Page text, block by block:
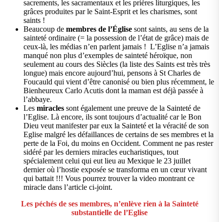
sacrements, les sacramentaux et les prières liturgiques, les
grâces produites par le Saint-Esprit et les charismes, sont
saints !
Beaucoup de membres de l’Église sont saints, au sens de la
sainteté ordinaire (= la possession de l’état de grâce) mais de
ceux-là, les médias n’en parlent jamais ! L’Eglise n’a jamais
manqué non plus d’exemples de sainteté héroïque, non
seulement au cours des Siècles (la liste des Saints est très très
longue) mais encore aujourd’hui, pensons à St Charles de
Foucauld qui vient d’être canonisé ou bien plus récemment, le
Bienheureux Carlo Acutis dont la maman est déjà passée à
l’abbaye.
Les miracles sont également une preuve de la Sainteté de
l’Eglise. Là encore, ils sont toujours d’actualité car le Bon
Dieu veut manifester par eux la Sainteté et la véracité de son
Eglise malgré les défaillances de certains de ses membres et la
perte de la Foi, du moins en Occident. Comment ne pas rester
sidéré par les derniers miracles eucharistiques, tout
spécialement celui qui eut lieu au Mexique le 23 juillet
dernier où l’hostie exposée se transforma en un cœur vivant
qui battait !!! Vous pourrez trouver la video montrant ce
miracle dans l’article ci-joint.
Les péchés de ses membres, n’enlève rien à la Sainteté
substantielle de l’Eglise